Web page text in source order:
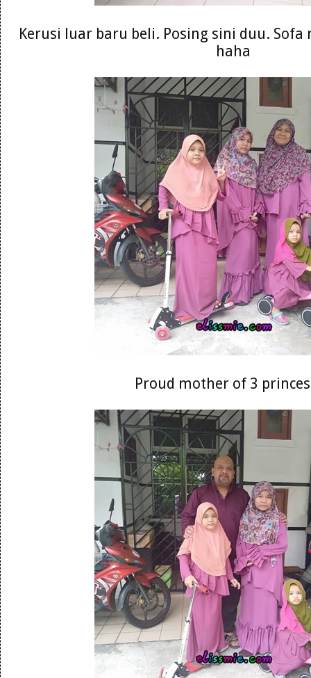
Kerusi luar baru beli. Posing sini duu. Sofa
haha
Proud mother of 3